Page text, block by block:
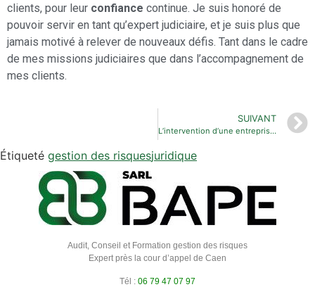
clients, pour leur confiance continue. Je suis honoré de
pouvoir servir en tant qu’expert judiciaire, et je suis plus que
jamais motivé à relever de nouveaux défis. Tant dans le cadre
de mes missions judiciaires que dans l’accompagnement de
mes clients.
SUIVANT
L’intervention d’une entreprise extérieure sur votre site et votre obligation de sécurité
Étiqueté gestion des risquesjuridique
Audit, Conseil et Formation gestion des risques
Expert près la cour d’appel de Caen
Tél : 06 79 47 07 97